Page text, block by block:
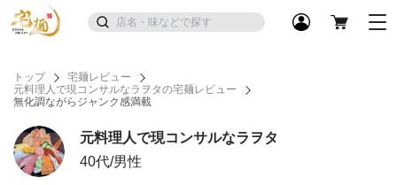
トップ
宅麺レビュー
元料理人で現コンサルなラヲタの宅麺レビュー
無化調ながらジャンク感満載
元料理人で現コンサルなラヲタ
40代/男性